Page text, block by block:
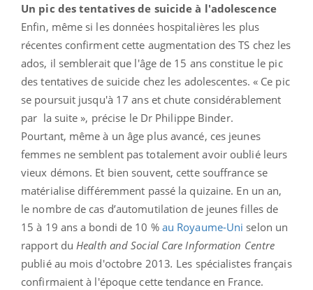
Un pic des tentatives de suicide à l'adolescence
Enfin, même si les données hospitalières les plus
récentes confirment cette augmentation des TS chez les
ados, il semblerait que l'âge de 15 ans constitue le pic
des tentatives de suicide chez les adolescentes. « Ce pic
se poursuit jusqu'à 17 ans et chute considérablement
par la suite », précise le Dr Philippe Binder.
Pourtant, même à un âge plus avancé, ces jeunes
femmes ne semblent pas totalement avoir oublié leurs
vieux démons. Et bien souvent, cette souffrance se
matérialise différemment passé la quizaine. En un an,
le nombre de cas d’automutilation de jeunes filles de
15 à 19 ans a bondi de 10 % au Royaume-Uni selon un
rapport du Health and Social Care Information Centre
publié au mois d'octobre 2013. Les spécialistes français
confirmaient à l'époque cette tendance en France.